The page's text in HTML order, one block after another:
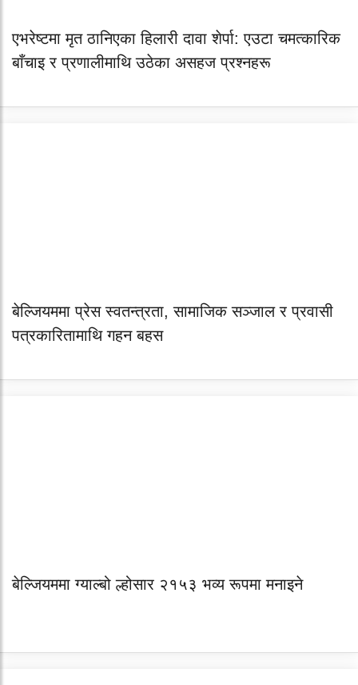
एभरेष्टमा मृत ठानिएका हिलारी दावा शेर्पा: एउटा चमत्कारिक
बाँचाइ र प्रणालीमाथि उठेका असहज प्रश्नहरू
बेल्जियममा प्रेस स्वतन्त्रता, सामाजिक सञ्जाल र प्रवासी
पत्रकारितामाथि गहन बहस
बेल्जियममा ग्याल्बो ल्होसार २१५३ भव्य रूपमा मनाइने